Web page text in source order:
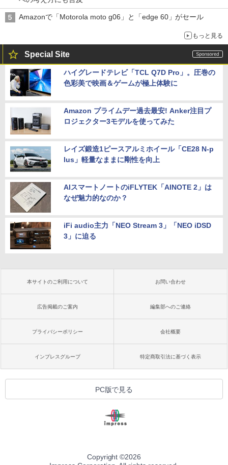
Amazonで「Motorola moto g06」と「edge 60」がセール
もっと見る
Special Site
ハイグレードテレビ「TCL Q7D Pro」。圧巻の
色彩美で映画＆ゲームが極上体験に
Amazon プライムデー過去最安! Anker注目プ
ロジェクター3モデルを使ってみた
レイズ鍛造1ピースアルミホイール「CE28 N-p
lus」軽量なままに剛性を向上
AIスマートノートのiFLYTEK「AINOTE 2」は
なぜ魅力的なのか？
iFi audio主力「NEO Stream 3」「NEO iDSD
3」に迫る
本サイトのご利用について お問い合わせ
広告掲載のご案内 編集部へのご連絡
プライバシーポリシー 会社概要
インプレスグループ 特定商取引法に基づく表示
PC版で見る
Copyright ©2026